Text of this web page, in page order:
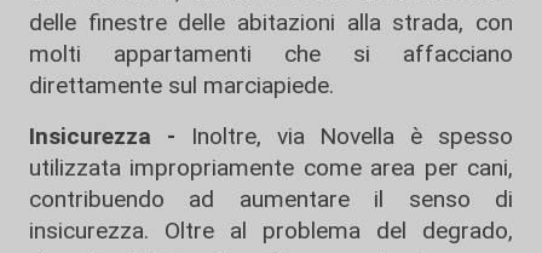
delle finestre delle abitazioni alla strada, con
molti appartamenti che si affacciano
direttamente sul marciapiede.
Insicurezza -
Inoltre, via Novella è spesso
utilizzata impropriamente come area per cani,
contribuendo ad aumentare il senso di
insicurezza. Oltre al problema del degrado,